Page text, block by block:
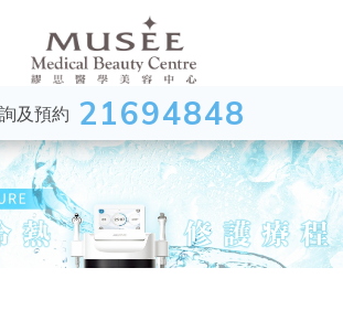
及預約 21694848